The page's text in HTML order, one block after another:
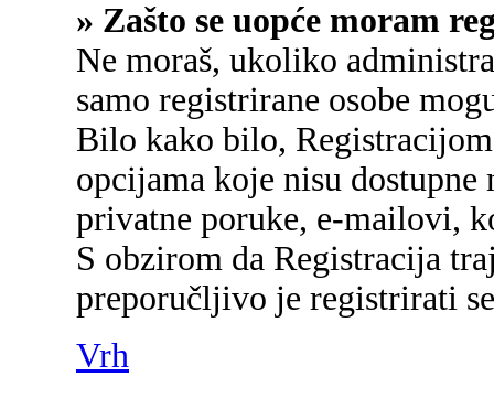
» Zašto se uopće moram
Ne moraš, ukoliko
samo registrirane osobe
Bilo kako bilo,
opcijama koje nisu
privatne poruke, e-mailovi,
S obzirom da Registracija
preporučljivo je registrirati
Vrh